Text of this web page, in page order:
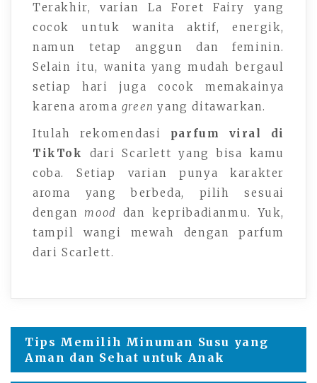
Terakhir, varian La Foret Fairy yang
cocok untuk wanita aktif, energik,
namun tetap anggun dan feminin.
Selain itu, wanita yang mudah bergaul
setiap hari juga cocok memakainya
karena aroma greenyang ditawarkan.
Itulah rekomendasi parfum viral di
TikTok dari Scarlett yang bisa kamu
coba. Setiap varian punya karakter
aroma yang berbeda, pilih sesuai
dengan mood dan kepribadianmu. Yuk,
tampil wangi mewah dengan parfum
dari Scarlett.
Navigasi
pos
Tips Memilih Minuman Susu yang
Aman dan Sehat untuk Anak